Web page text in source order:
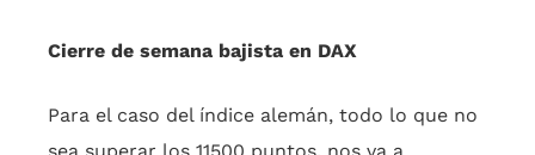
Cierre de semana bajista en DAX
Para el caso del índice alemán, todo lo que no